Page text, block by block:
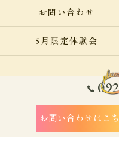
お問い合わせはこ
お問い合わせ
5月限定体験会
© 2026 福岡県福岡市南区の整